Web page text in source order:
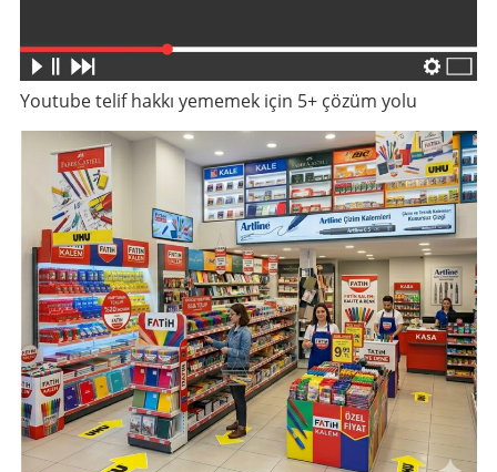
Youtube telif hakkı yememek için 5+ çözüm yolu